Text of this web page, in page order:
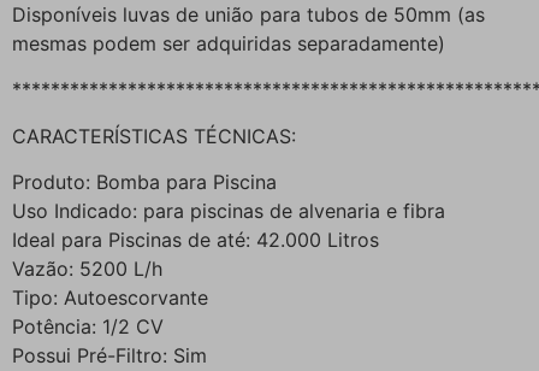
Disponíveis luvas de união para tubos de 50mm (as
mesmas podem ser adquiridas separadamente)
CARACTERÍSTICAS TÉCNICAS:
Produto: Bomba para Piscina
Uso Indicado: para piscinas de alvenaria e fibra
Ideal para Piscinas de até: 42.000 Litros
Vazão: 5200 L/h
Tipo: Autoescorvante
Potência: 1/2 CV
Possui Pré-Filtro: Sim